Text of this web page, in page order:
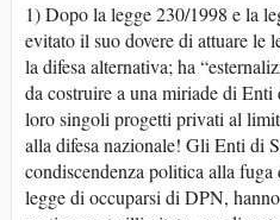
1) Dopo la legge 230/1998 e la
evitato il suo dovere di attuare le
la difesa alternativa; ha
da costruire a una miriade di
loro singoli progetti privati al
alla difesa nazionale! Gli Enti di
condiscendenza politica alla
legge di occuparsi di DPN,